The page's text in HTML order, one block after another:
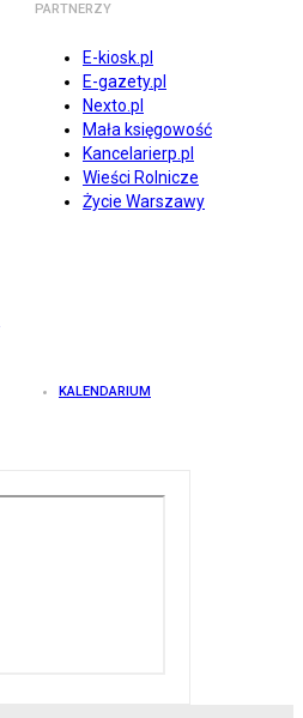
PARTNERZY
E-kiosk.pl
E-gazety.pl
Nexto.pl
Mała księgowość
Kancelarierp.pl
Wieści Rolnicze
Życie Warszawy
KALENDARIUM